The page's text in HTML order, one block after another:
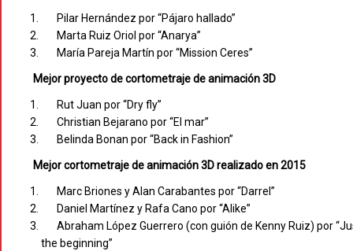
Pilar Hernández por “Pájaro hallado”
Marta Ruiz Oriol por “Anarya”
María Pareja Martín por “Mission Ceres”
Mejor proyecto de cortometraje de animación 3D
Rut Juan por “Dry fly”
Christian Bejarano por “El mar”
Belinda Bonan por “Back in Fashion”
Mejor cortometraje de animación 3D realizado en 2015
Marc Briones y Alan Carabantes por “Darrel”
Daniel Martínez y Rafa Cano por “Alike”
Abraham López Guerrero (con guión de Kenny Ruiz) por
the beginning”